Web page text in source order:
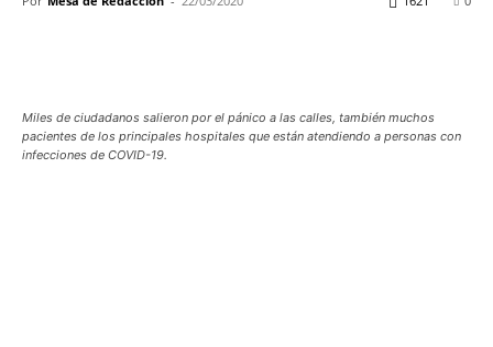
Miles de ciudadanos salieron por el pánico a las calles, también muchos
pacientes de los principales hospitales que están atendiendo a personas con
infecciones de COVID-19.